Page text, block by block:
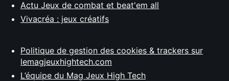
Actu Jeux de combat et beat'em all
Vivacréa : jeux créatifs
Politique de gestion des cookies & trackers sur
lemagjeuxhightech.com
L’équipe du Mag Jeux High Tech